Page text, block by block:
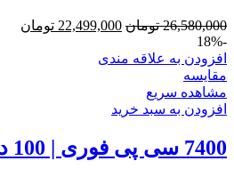
26,580,000 تومان 22,499,000 تومان
-18%
افزودن به علاقه مندی
مقایسه
مشاهده سریع
افزودن به سبد خرید
7400 سی پی فوری | 100 درصد قانونی